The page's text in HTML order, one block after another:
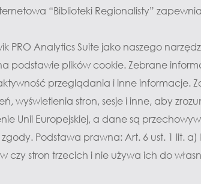
“Biblioteki Regionalisty”
PRO Analytics Suite jako naszego
plików cookie. Zebrane
przeglądania i inne informacje.
wyświetlenia stron, sesje i inne, aby
Unii Europejskiej, a dane są
Podstawa prawna: Art. 6 ust. 1 lit. a)
stron trzecich i nie używa ich do